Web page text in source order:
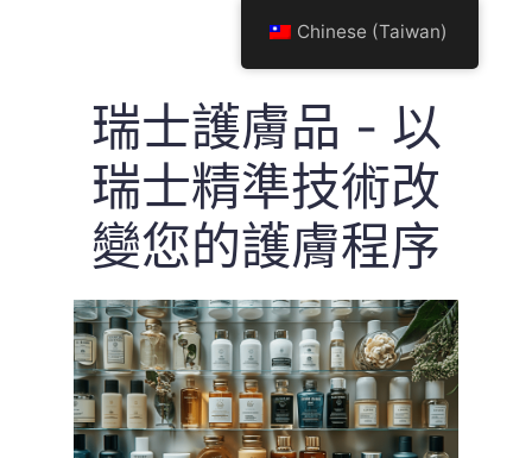
瑞士護膚品 - 以
瑞士精準技術改
變您的護膚程序
Chinese (Taiwan)